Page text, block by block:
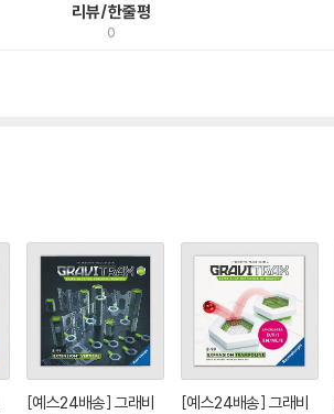
리뷰/한줄평
0
[예스24배송] 그래비
[예스24배송] 그래비